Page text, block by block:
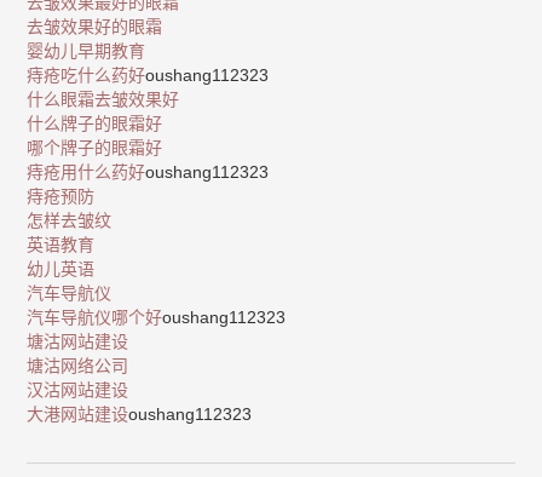
去皱效果好的眼霜
婴幼儿早期教育
痔疮吃什么药好oushang112323
什么眼霜去皱效果好
什么牌子的眼霜好
哪个牌子的眼霜好
痔疮用什么药好oushang112323
痔疮预防
怎样去皱纹
英语教育
幼儿英语
汽车导航仪
汽车导航仪哪个好oushang112323
塘沽网站建设
塘沽网络公司
汉沽网站建设
大港网站建设oushang112323